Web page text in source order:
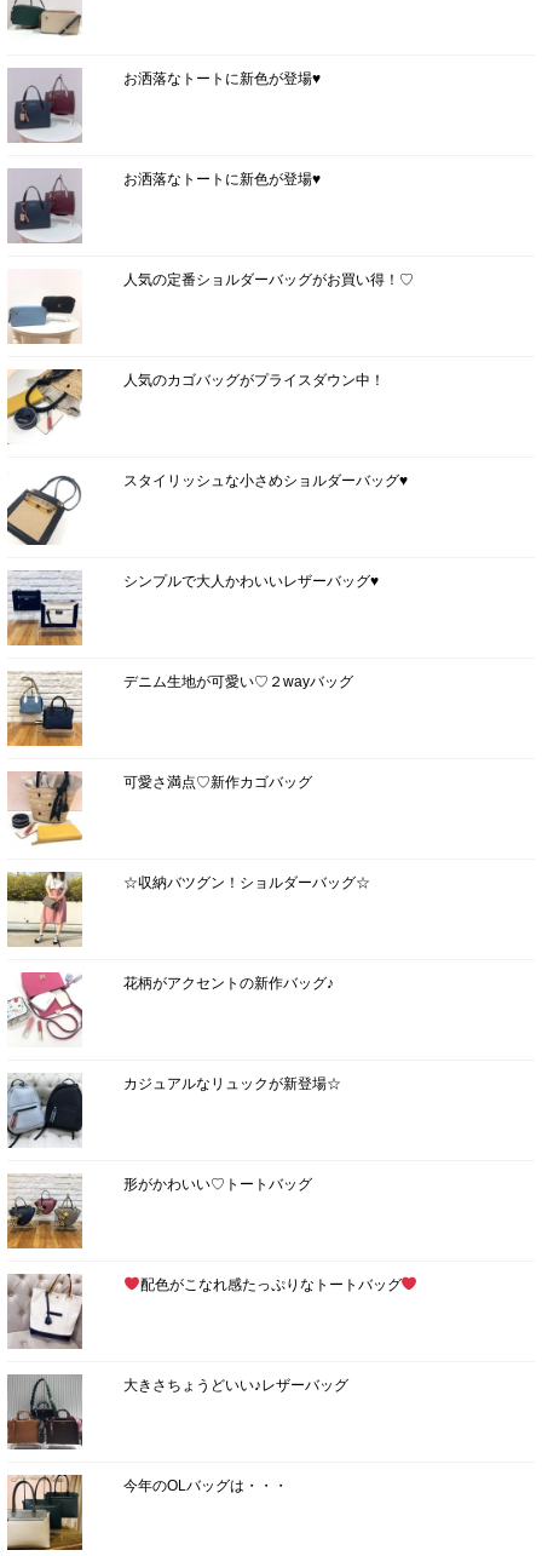
お洒落なトートに新色が登場♥
お洒落なトートに新色が登場♥
人気の定番ショルダーバッグがお買い得！♡
人気のカゴバッグがプライスダウン中！
スタイリッシュな小さめショルダーバッグ♥
シンプルで大人かわいいレザーバッグ♥
デニム生地が可愛い♡２wayバッグ
可愛さ満点♡新作カゴバッグ
☆収納バツグン！ショルダーバッグ☆
花柄がアクセントの新作バッグ♪
カジュアルなリュックが新登場☆
形がかわいい♡トートバッグ
配色がこなれ感たっぷりなトートバッグ
大きさちょうどいい♪レザーバッグ
今年のOLバッグは・・・